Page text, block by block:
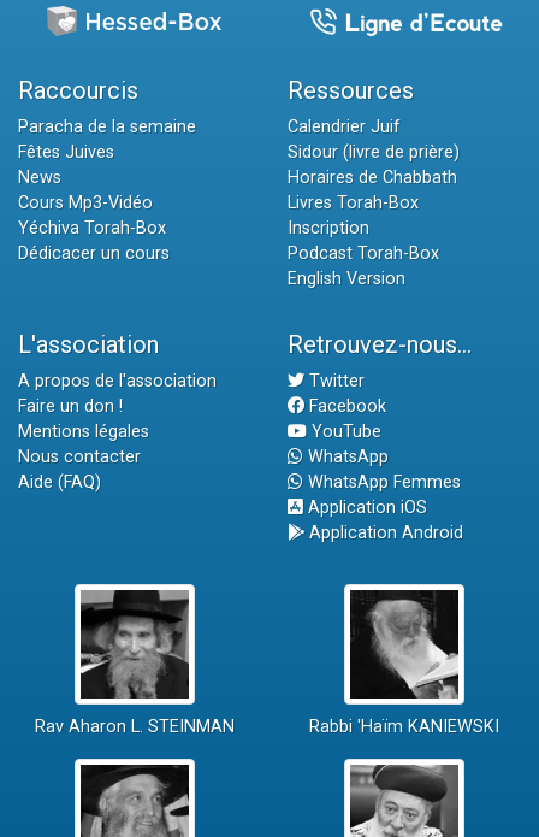
Raccourcis
Paracha de la semaine
Fêtes Juives
News
Cours Mp3-Vidéo
Yéchiva Torah-Box
Dédicacer un cours
Ressources
Calendrier Juif
Sidour (livre de prière)
Horaires de Chabbath
Livres Torah-Box
Inscription
Podcast Torah-Box
English Version
L'association
A propos de l'association
Faire un don !
Mentions légales
Nous contacter
Aide (FAQ)
Retrouvez-nous...
Twitter
Facebook
YouTube
WhatsApp
WhatsApp Femmes
Application iOS
Application Android
Rav Aharon L. STEINMAN Rabbi 'Haïm KANIEWSKI